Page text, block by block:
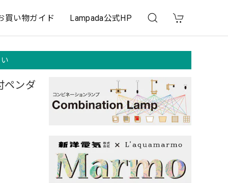
買い物ガイド Lampada公式HP
ペンダ